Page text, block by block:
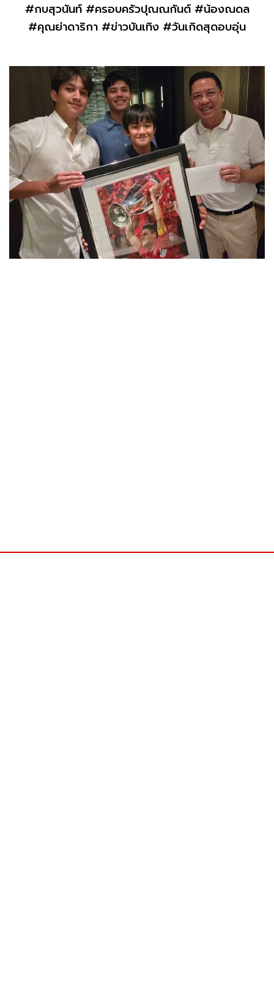
#กบสุวนันท์ #ครอบครัวปุณณกันต์ #น้องณดล
#คุณย่าดาริกา #ข่าวบันเทิง #วันเกิดสุดอบอุ่น